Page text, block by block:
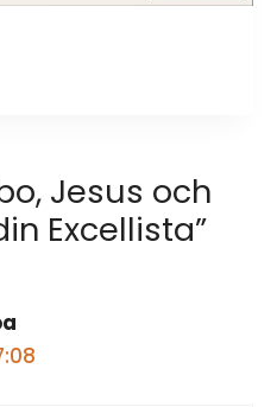
Jesus och
Excellista”